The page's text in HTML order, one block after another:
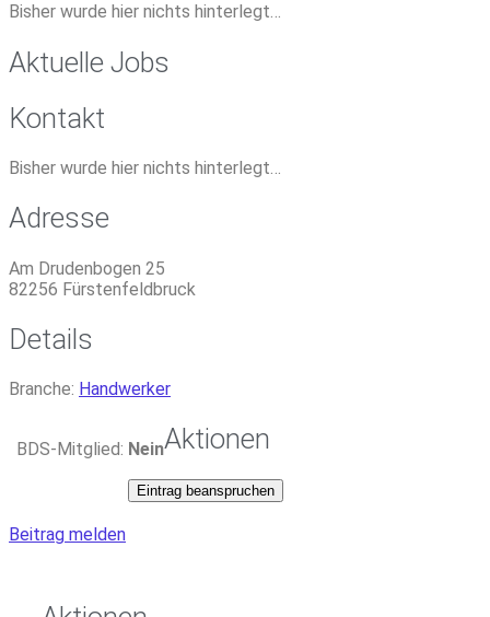
Bisher wurde hier nichts hinterlegt…
Aktuelle Jobs
Kontakt
Bisher wurde hier nichts hinterlegt…
Adresse
Am Drudenbogen 25
82256 Fürstenfeldbruck
Details
Branche: Handwerker
BDS-Mitglied: NeinAktionen
Eintrag beanspruchen
Beitrag melden